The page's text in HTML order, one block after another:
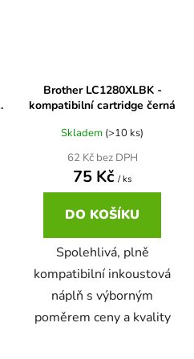
Brother LC1280XLBK -
kompatibilní cartridge černá
Skladem (>10 ks)
62 Kč bez DPH
75 Kč / ks
DO KOŠÍKU
Spolehlivá, plně
kompatibilní inkoustová
náplň s výborným
poměrem ceny a kvality